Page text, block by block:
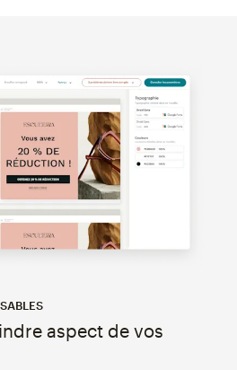
aspect de vos